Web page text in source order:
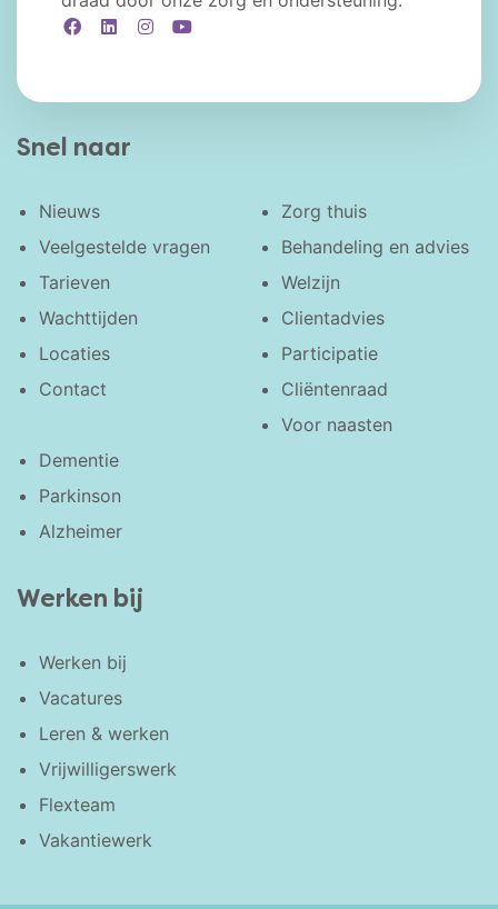
FacebookLinkedInInstagram
Snel naar
Nieuws
Veelgestelde vragen
Tarieven
Wachttijden
Locaties
Contact
Zorg thuis
Behandeling en advies
Welzijn
Clientadvies
Participatie
Cliëntenraad
Voor naasten
Dementie
Parkinson
Alzheimer
Werken bij
Werken bij
Vacatures
Leren & werken
Vrijwilligerswerk
Flexteam
Vakantiewerk